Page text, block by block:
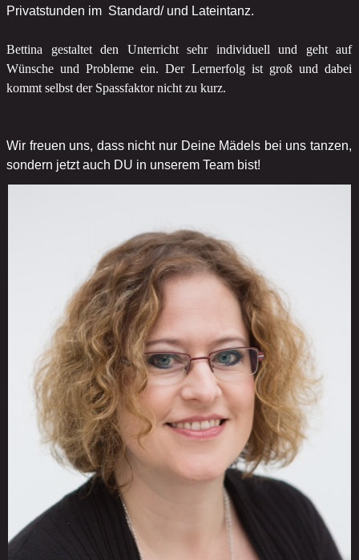
Privatstunden im Standard/ und Lateintanz.
Bettina gestaltet den Unterricht sehr individuell und geht auf
Wünscheund Probleme ein. Der Lernerfolg ist groß und dabei
kommt selbst der Spassfaktor nicht zu kurz.
Wir freuen uns, dass nicht nur Deine Mädels bei uns tanzen,
sondern jetzt auch DU in unserem Team bist!